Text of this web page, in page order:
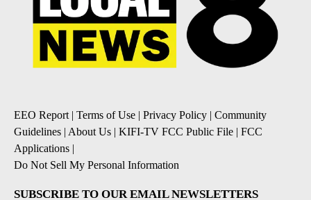
EEO Report| Terms of Use | Privacy Policy | Community
Guidelines | About Us | KIFI-TV FCC Public File | FCC
Applications |
Do Not Sell My Personal Information
SUBSCRIBE TO OUR EMAIL NEWSLETTERS